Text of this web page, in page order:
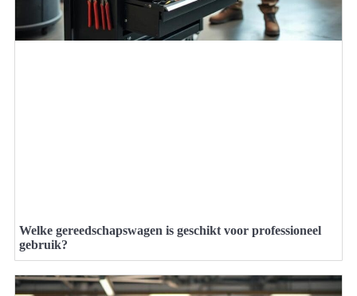
Welke gereedschapswagen is geschikt voor professioneel
gebruik?